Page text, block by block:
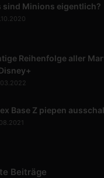
sind Minions eigentlich?
Reihenfolge aller
Base Z piepen
Beiträge